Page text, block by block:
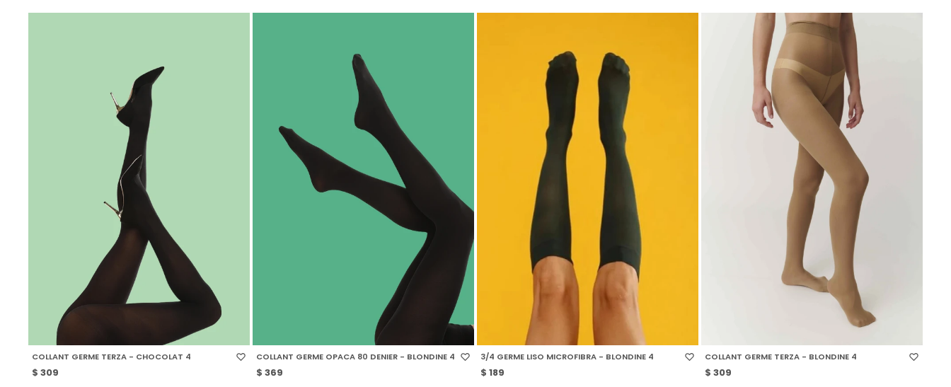
SELECCIONAR TALLE
COLLANT GERME TERZA - CHOCOLAT 4
$ 309
COLLANT GERME OPACA 80 DENIER - BLONDINE 4
$ 369
SELECCIONAR TALLE
3/4 GERME LISO MICROFIBRA - BLONDINE 4
$ 189
COLLANT GERME TERZA - BLONDINE 4
$ 309